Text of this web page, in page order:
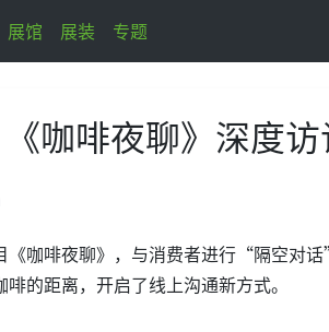
展馆 展装 专题
咖啡夜聊》深度
《咖啡夜聊》，与消费者进行“隔空对
的距离，开启了线上沟通新方式。